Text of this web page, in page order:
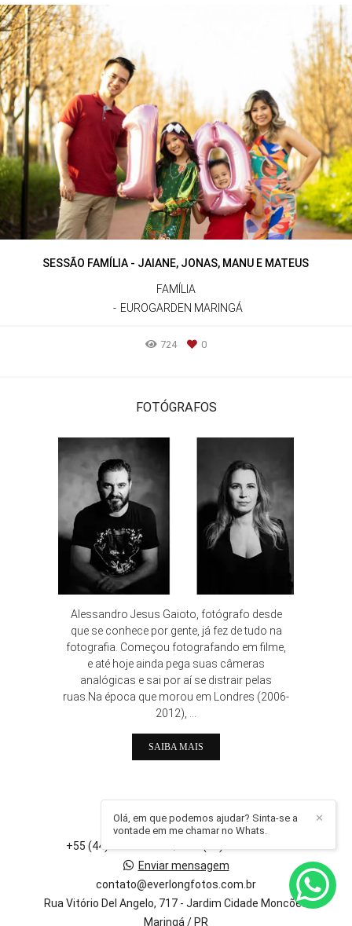
SESSÃO FAMÍLIA - JAIANE, JONAS, MANU E MATEUS
FAMÍLIA
EUROGARDEN MARINGÁ
724 0
FOTÓGRAFOS
Alessandro Jesus Gaioto, fotógrafo desde
que se conhece por gente, já fez de tudo na
fotografia. Começou fotografando em filme,
e até hoje ainda pega suas câmeras
analógicas e sai por aí se distrair pelas
ruas.Na época que morou em Londres (2006-
2012), ...
SAIBA MAIS
+55 (44) 99829-4715 / +55 (44) 99829-4517
Enviar mensagem
contato@everlongfotos.com.br
Rua Vitório Del Angelo, 717 - Jardim Cidade Moncões
Maringá / PR
✕
Olá, em que podemos ajudar? Sinta-se a
vontade em me chamar no Whats.